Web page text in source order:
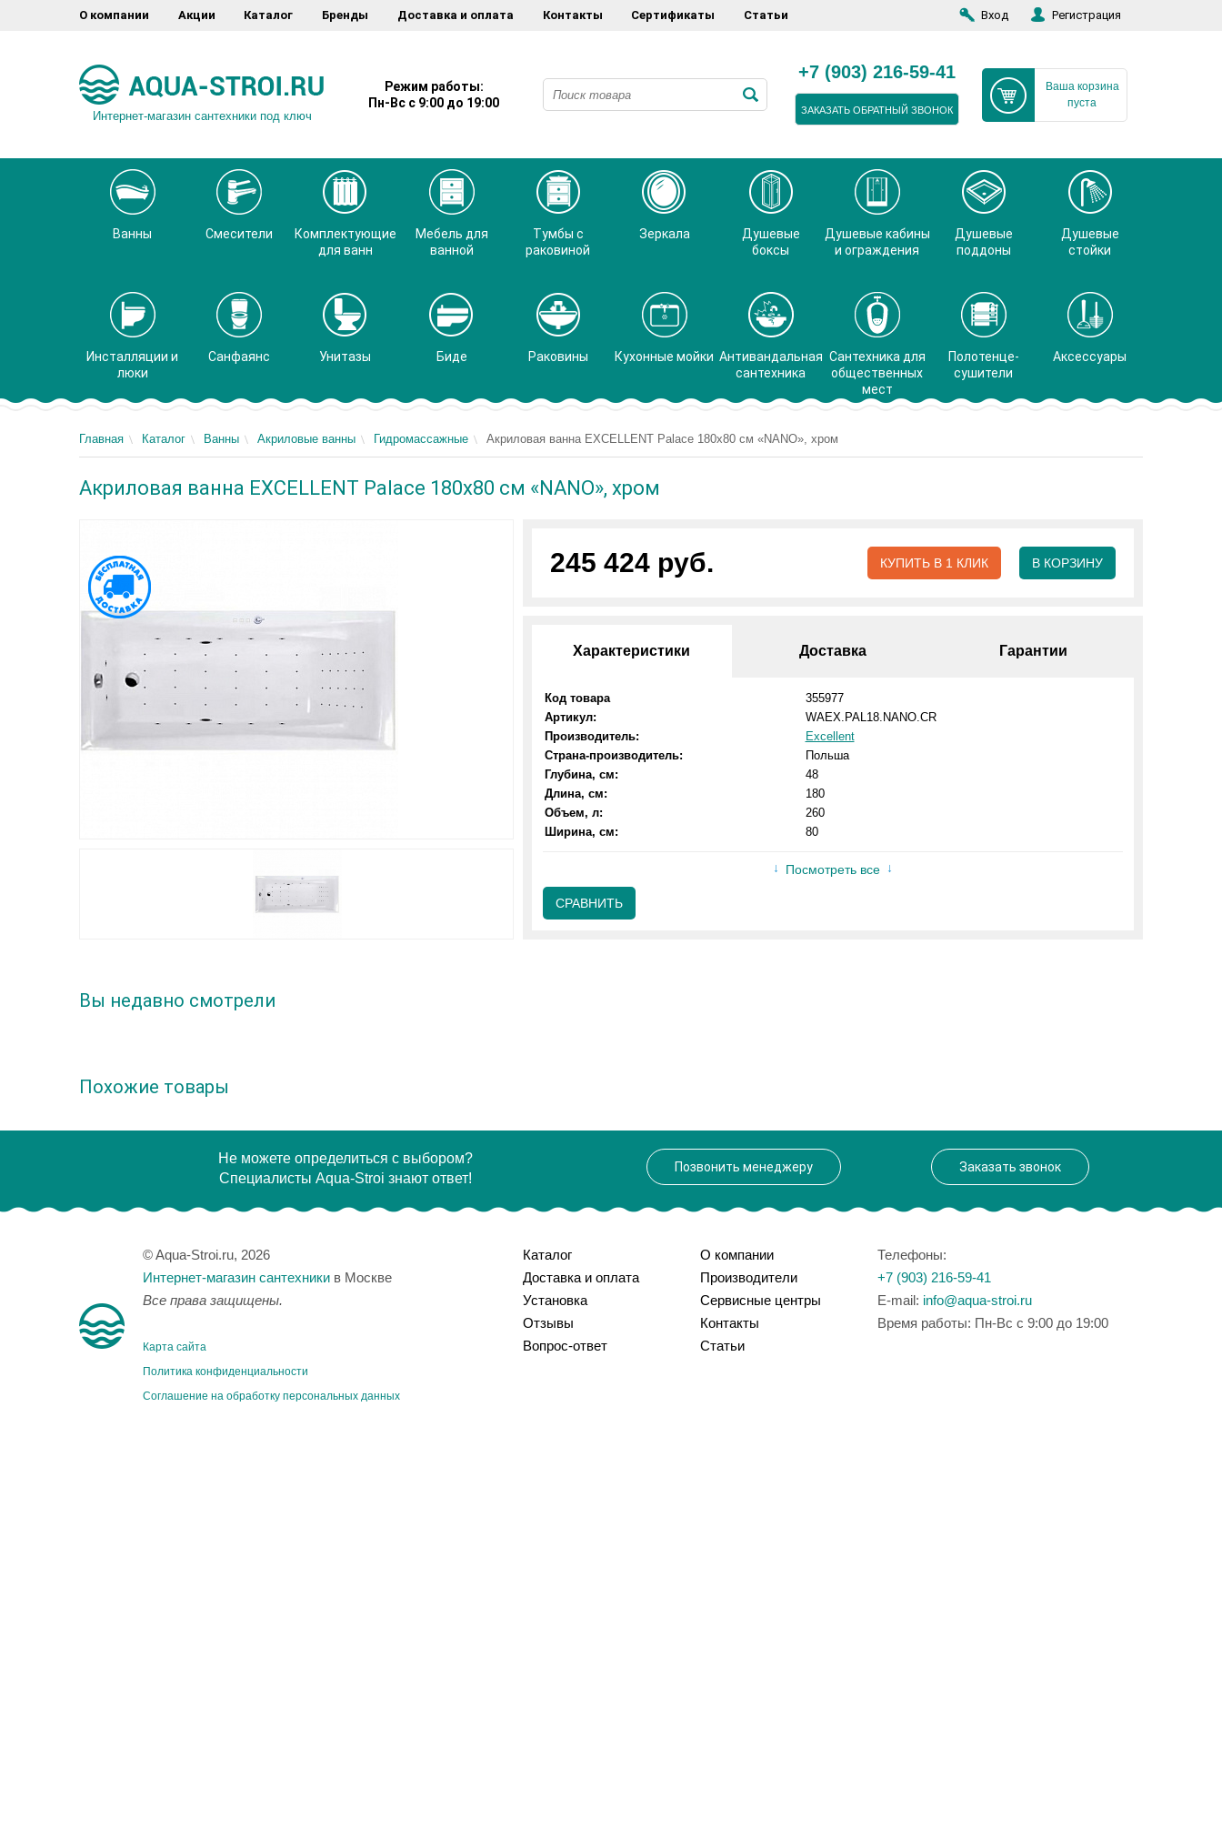
О компании Акции Каталог Бренды Доставка и оплата Контакты Сертификаты Статьи Вход Регистрация
Интернет-магазин сантехники под ключ
Режим работы:
Пн-Вс с 9:00 до 19:00
+7 (903) 216-59-41
ЗАКАЗАТЬ ОБРАТНЫЙ ЗВОНОК
Ваша корзина
пуста
Ванны Смесители
Комплектующие
для ванн
Мебель для
ванной
Тумбы с
раковиной
Зеркала
Душевые
боксы
Душевые кабины
и ограждения
Душевые
поддоны
Душевые
стойки
Инсталляции и
люки
Санфаянс Унитазы Биде Раковины Кухонные мойки Антивандальная
сантехника
Сантехника для
общественных
мест
Полотенце-
сушители
Аксессуары
Главная Каталог Ванны Акриловые ванны Гидромассажные Акриловая ванна EXCELLENT Palace 180x80 см «NANO», хром
Акриловая ванна EXCELLENT Palace 180x80 см «NANO», хром
245 424 руб. КУПИТЬ В 1 КЛИК В КОРЗИНУ
Характеристики Доставка Гарантии
Код товара
355977
Артикул:
WAEX.PAL18.NANO.CR
Производитель:
Excellent
Страна-производитель:
Польша
Глубина, см:
48
Длина, см:
180
Объем, л:
260
Ширина, см:
80
Посмотреть все
СРАВНИТЬ
Вы недавно смотрели
Похожие товары
Не можете определиться с выбором?
Специалисты Aqua-Stroi знают ответ!
Позвонить менеджеру Заказать звонок
© Aqua-Stroi.ru, 2026
Интернет-магазин сантехники в Москве
Все права защищены.
Карта сайта
Политика конфиденциальности
Соглашение на обработку персональных данных
Каталог
Доставка и оплата
Установка
Отзывы
Вопрос-ответ
О компании
Производители
Сервисные центры
Контакты
Статьи
Телефоны:
+7 (903) 216-59-41
E-mail: info@aqua-stroi.ru
Время работы: Пн-Вс с 9:00 до 19:00